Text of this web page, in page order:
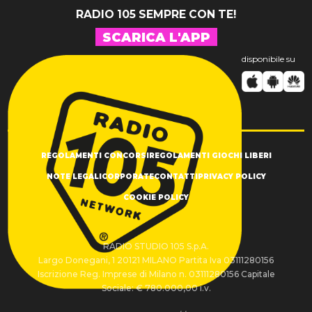
RADIO 105 SEMPRE CON TE!
SCARICA L'APP
disponibile su
REGOLAMENTI CONCORSIREGOLAMENTI GIOCHI LIBERI
NOTE LEGALICORPORATECONTATTIPRIVACY POLICY
COOKIE POLICY
RADIO STUDIO 105 S.p.A.
Largo Donegani, 1 20121 MILANO Partita Iva 03111280156
Iscrizione Reg. Imprese di Milano n. 03111280156 Capitale
Sociale: € 780.000,00 i.v.